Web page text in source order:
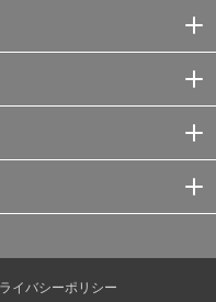
イバシーポリシー